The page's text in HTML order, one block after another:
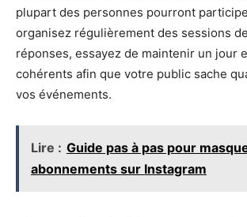
plupart des personnes pourront
organisez régulièrement des sessions
réponses, essayez de maintenir un jour
cohérents afin que votre public sache
vos événements.
Lire : Guide pas à pas pour
abonnements sur Instagram